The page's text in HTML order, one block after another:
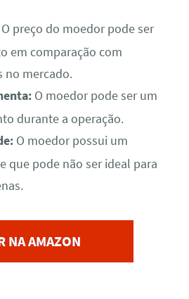
preço do moedor pode ser
em comparação com
no mercado.
O moedor pode ser um
durante a operação.
O moedor possui um
que pode não ser ideal para
NA AMAZON